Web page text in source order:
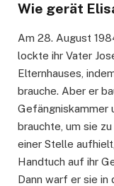
Wie gerät
Am 28. August
lockte ihr Vater
Elternhauses,
brauche. Aber er
Gefängniskammer
brauchte, um sie
einer Stelle
Handtuch auf ihr
Dann warf er sie in